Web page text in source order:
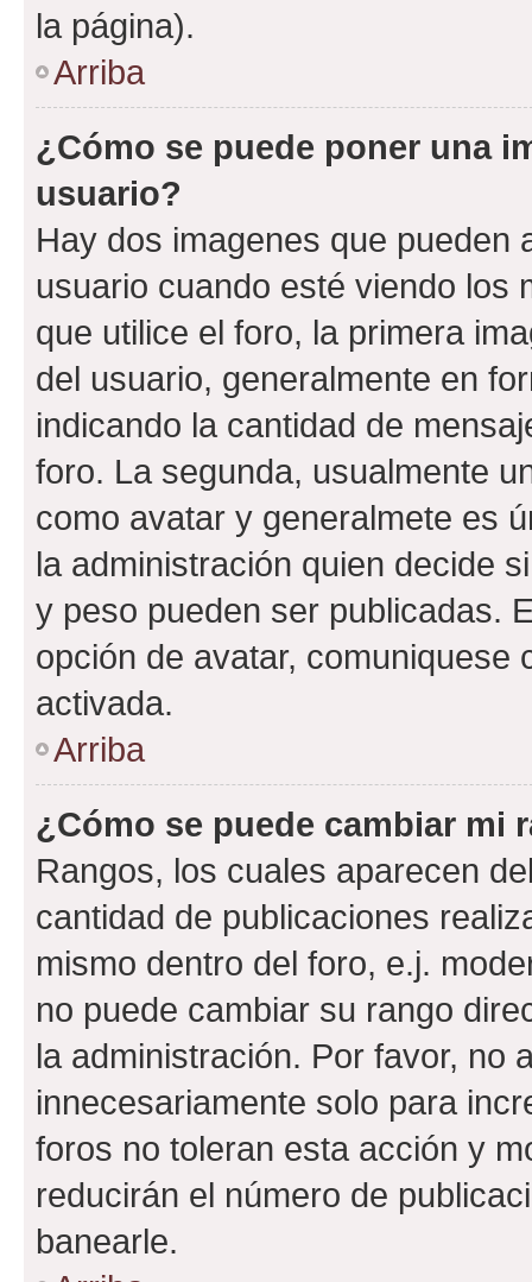
la página).
Arriba
¿Cómo se puede poner una
usuario?
Hay dos imagenes que pueden
usuario cuando esté viendo los
que utilice el foro, la primera
del usuario, generalmente en
indicando la cantidad de
foro. La segunda, usualmente
como avatar y generalmete es
la administración quien decide
y peso pueden ser publicadas.
opción de avatar, comuniquese
activada.
Arriba
¿Cómo se puede cambiar mi
Rangos, los cuales aparecen
cantidad de publicaciones
mismo dentro del foro, e.j.
no puede cambiar su rango
la administración. Por favor, no
innecesariamente solo para
foros no toleran esta acción y
reducirán el número de
banearle.